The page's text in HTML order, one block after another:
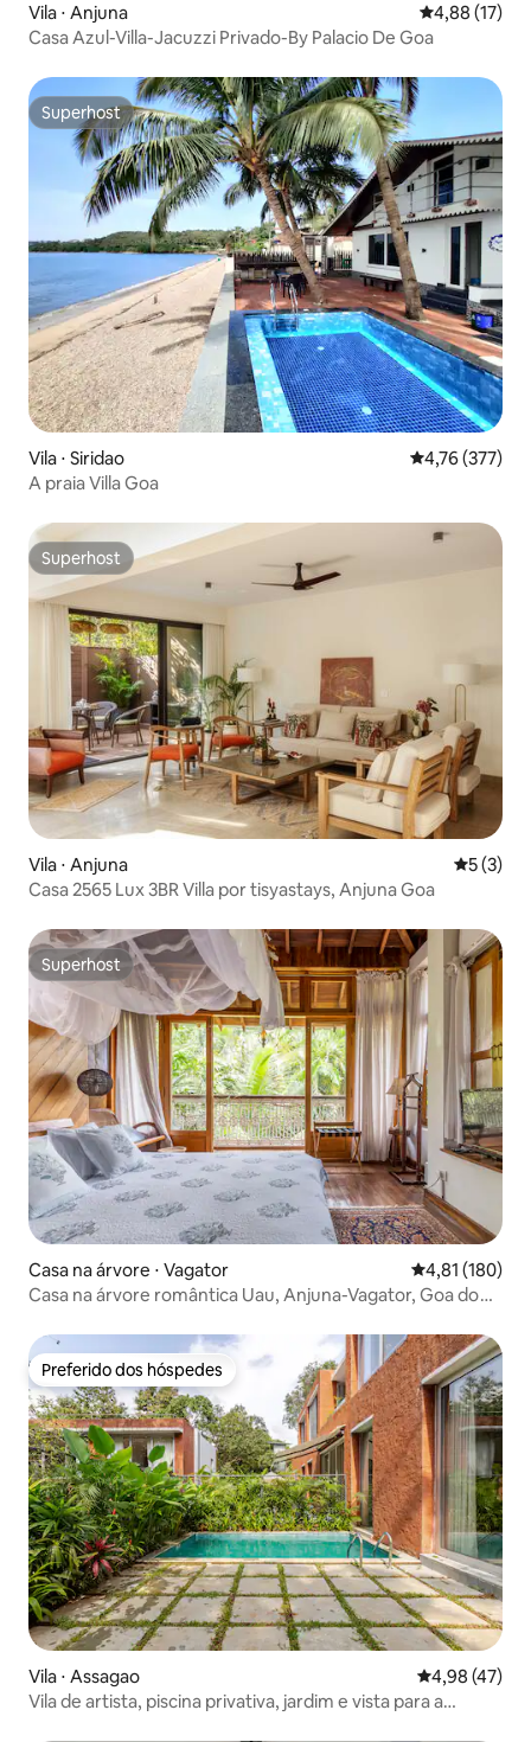
Vila ⋅ Anjuna 4,88 de uma
4,88 (17)
Casa Azul-Villa-Jacuzzi Privado-By Palacio De Goa
Superhost
Superhost
Vila ⋅ Siridao 4,76 de uma
4,76 (377)
A praia Villa Goa
Superhost
Superhost
Vila ⋅ Anjuna 5 de
5 (3)
Casa 2565 Lux 3BR Villa por tisyastays, Anjuna Goa
Superhost
Superhost
Casa na árvore ⋅ Vagator 4,81 de uma
4,81 (180)
Casa na árvore romântica Uau, Anjuna-Vagator, Goa do
Preferido dos hóspedes
Preferido dos hóspedes
Vila ⋅ Assagao 4,98 de uma
4,98 (47)
Vila de artista, piscina privativa, jardim e vista para a